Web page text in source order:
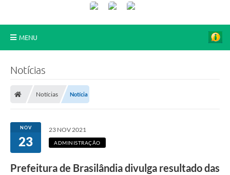
MENU
Transparência
Câmara Municipal
Notícias
Notícias Notícia
NOV
23
23 NOV 2021
ADMINISTRAÇÃO
Prefeitura de Brasilândia divulga resultado das